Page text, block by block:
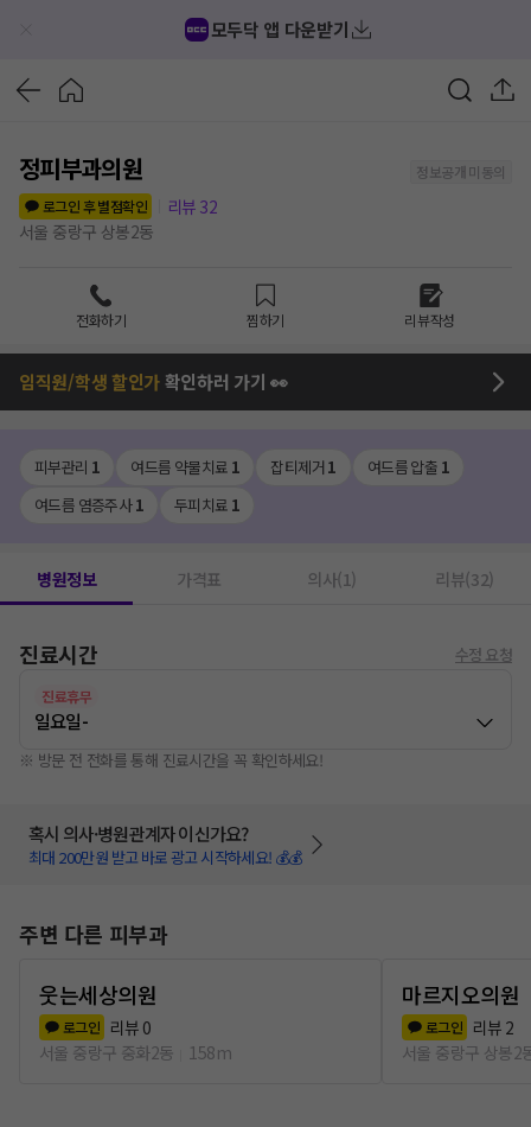
모두닥 앱 다운받기
정피부과의원
정보공개 미동의
로그인 후 별점확인
리뷰 32
서울 중랑구 상봉2동
전화하기 찜하기 리뷰작성
임직원/학생 할인가확인하러 가기 👀
피부관리 1 여드름 약물치료 1 잡티제거 1 여드름 압출 1
여드름 염증주사1 두피치료 1
병원정보 가격표 의사(1) 리뷰(32)
진료시간 수정 요청
진료휴무
일요일-
※ 방문 전 전화를 통해 진료시간을 꼭 확인하세요!
혹시 의사·병원관계자 이신가요?
최대 200만원 받고 바로 광고 시작하세요! 💰💰
주변 다른 피부과
웃는세상의원
로그인 리뷰 0
서울 중랑구 중화2동
158m
마르지오의원
로그인 리뷰 2
서울 중랑구 상봉2